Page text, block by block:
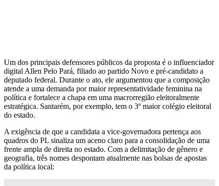
Um dos principais defensores públicos da proposta é o influenciador
digital Allen Pelo Pará, filiado ao partido Novo e pré-candidato a
deputado federal. Durante o ato, ele argumentou que a composição
atende a uma demanda por maior representatividade feminina na
política e fortalece a chapa em uma macrorregião eleitoralmente
estratégica. Santarém, por exemplo, tem o 3º maior colégio eleitoral
do estado.
A exigência de que a candidata a vice-governadora pertença aos
quadros do PL sinaliza um aceno claro para a consolidação de uma
frente ampla de direita no estado. Com a delimitação de gênero e
geografia, três nomes despontam atualmente nas bolsas de apostas
da política local: